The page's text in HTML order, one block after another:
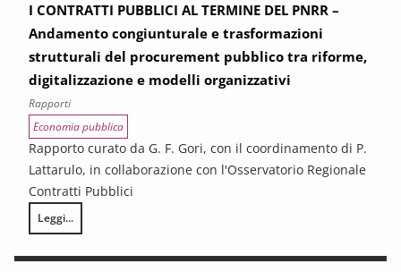
I CONTRATTI PUBBLICI AL TERMINE DEL PNRR –
Andamento congiunturale e trasformazioni
strutturali del procurement pubblico tra riforme,
digitalizzazione e modelli organizzativi
Rapporti
Economia pubblica
Rapporto curato da G. F. Gori, con il coordinamento di P.
Lattarulo, in collaborazione con l'Osservatorio Regionale
Contratti Pubblici
Leggi...
I CONTRATTI PUBBLICI AL TERMINE DEL PNRR – Andamento